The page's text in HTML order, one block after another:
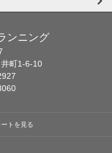
ンニング
町1-6-10
トを見る